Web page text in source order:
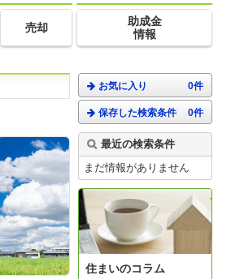
売却
助成金
情報
お気に入り 0件
保存した検索条件 0件
最近の検索条件
まだ情報がありません
住まいのコラム